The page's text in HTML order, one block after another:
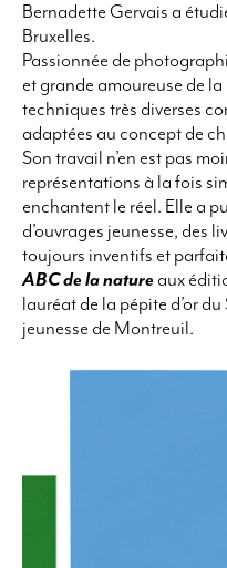
Bernadette Gervais a
Bruxelles.
Passionnée de
et grande amoureuse de
techniques très diverses
adaptées au concept de
Son travail n’en est pas
représentations à la fois
enchantent le réel. Elle a
d’ouvrages jeunesse, des
toujours inventifs et
ABC de la nature aux
lauréat de la pépite d’or
jeunesse de Montreuil.